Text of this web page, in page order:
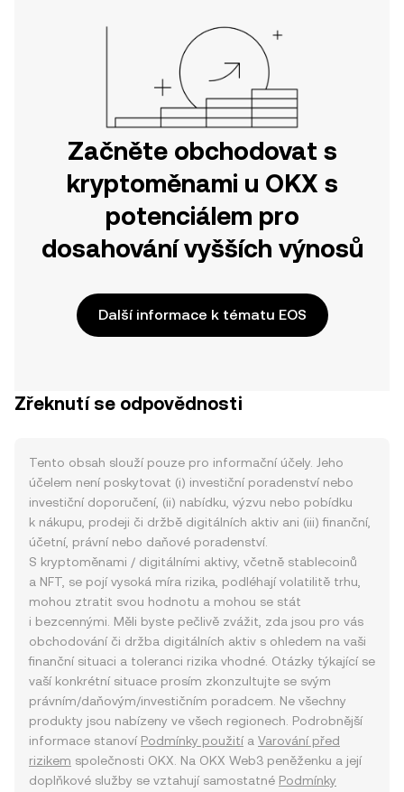
Začněte obchodovat s
kryptoměnami u OKX s
potenciálem pro
dosahování vyšších výnosů
Další informace k tématu EOS
Zřeknutí se odpovědnosti
Tento obsah slouží pouze pro informační účely. Jeho
účelem není poskytovat (i) investiční poradenství nebo
investiční doporučení, (ii) nabídku, výzvu nebo pobídku
k nákupu, prodeji či držbě digitálních aktiv ani (iii) finanční,
účetní, právní nebo daňové poradenství.
S kryptoměnami / digitálními aktivy, včetně stablecoinů
a NFT, se pojí vysoká míra rizika, podléhají volatilitě trhu,
mohou ztratit svou hodnotu a mohou se stát
i bezcennými. Měli byste pečlivě zvážit, zda jsou pro vás
obchodování či držba digitálních aktiv s ohledem na vaši
finanční situaci a toleranci rizika vhodné. Otázky týkající se
vaší konkrétní situace prosím zkonzultujte se svým
právním/daňovým/investičním poradcem. Ne všechny
produkty jsou nabízeny ve všech regionech. Podrobnější
informace stanoví Podmínky použitía Varování před
rizikem společnosti OKX. Na OKX Web3 peněženku a její
doplňkové služby se vztahují samostatné Podmínky